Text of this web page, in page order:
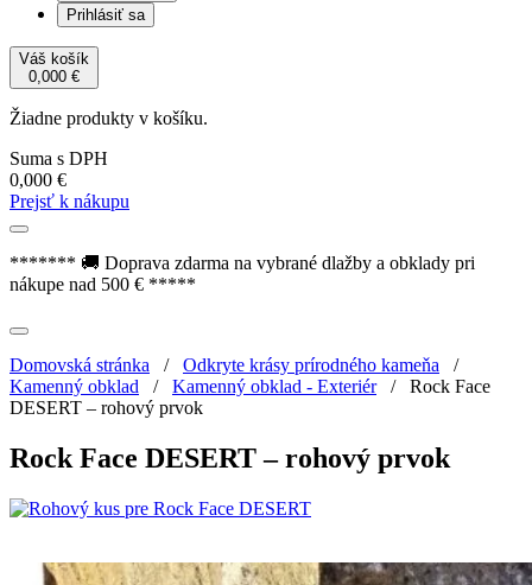
Prihlásiť sa
Váš košík
0,000 €
Žiadne produkty v košíku.
Suma s DPH
0,000 €
Prejsť k nákupu
******* 🚚 Doprava zdarma na vybrané dlažby a obklady pri
nákupe nad 500 € *****
Domovská stránka / Odkryte krásy prírodného kameňa /
Kamenný obklad / Kamenný obklad - Exteriér/ Rock Face
DESERT – rohový prvok
Rock Face DESERT – rohový prvok